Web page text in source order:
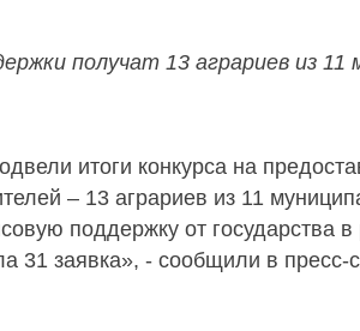
получат 13 аграриев из 11
итоги конкурса на
– 13 аграриев из 11
поддержку от государства
31 заявка», - сообщили в пресс-